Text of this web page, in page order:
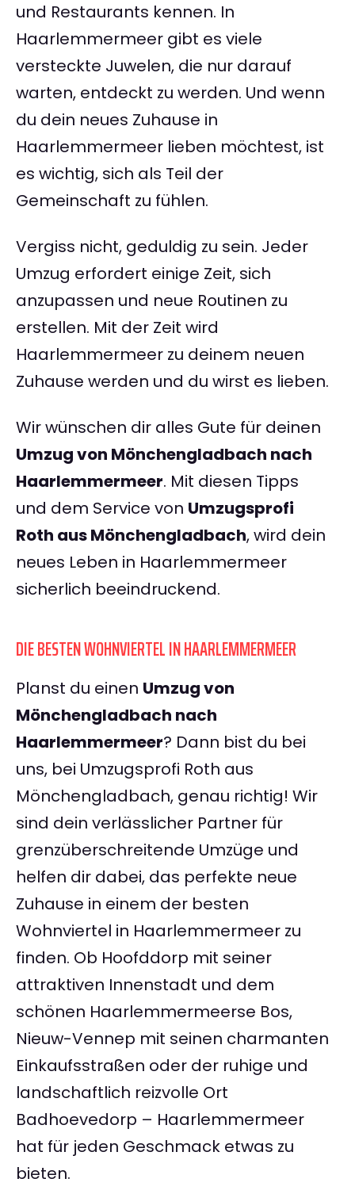
und Restaurants kennen. In
Haarlemmermeer gibt es viele
versteckte Juwelen, die nur darauf
warten, entdeckt zu werden. Und wenn
du dein neues Zuhause in
Haarlemmermeer lieben möchtest, ist
es wichtig, sich als Teil der
Gemeinschaft zu fühlen.
Vergiss nicht, geduldig zu sein. Jeder
Umzug erfordert einige Zeit, sich
anzupassen und neue Routinen zu
erstellen. Mit der Zeit wird
Haarlemmermeer zu deinem neuen
Zuhause werden und du wirst es lieben.
Wir wünschen dir alles Gute für deinen
Umzug von Mönchengladbach nach
Haarlemmermeer. Mit diesen Tipps
und dem Service von Umzugsprofi
Roth aus Mönchengladbach, wird dein
neues Leben in Haarlemmermeer
sicherlich beeindruckend.
DIE BESTEN WOHNVIERTEL IN HAARLEMMERMEER
Planst du einen Umzug von
Mönchengladbach nach
Haarlemmermeer? Dann bist du bei
uns, bei Umzugsprofi Roth aus
Mönchengladbach, genau richtig! Wir
sind dein verlässlicher Partner für
grenzüberschreitende Umzüge und
helfen dir dabei, das perfekte neue
Zuhause in einem der besten
Wohnviertel in Haarlemmermeer zu
finden. Ob Hoofddorp mit seiner
attraktiven Innenstadt und dem
schönen Haarlemmermeerse Bos,
Nieuw-Vennep mit seinen charmanten
Einkaufsstraßen oder der ruhige und
landschaftlich reizvolle Ort
Badhoevedorp – Haarlemmermeer
hat für jeden Geschmack etwas zu
bieten.